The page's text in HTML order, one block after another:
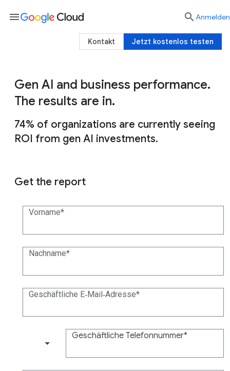
Gen AI and business performance.
The results are in.
74% of organizations are currently seeing
ROI from gen AI investments.
Get the report
Vorname
Nachname
Geschäftliche E‑Mail‑Adresse
Geschäftliche Telefonnummer
menu  Anmelden
Jetzt kostenlos testen
Kontakt